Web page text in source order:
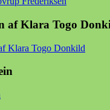
af Klara Togo